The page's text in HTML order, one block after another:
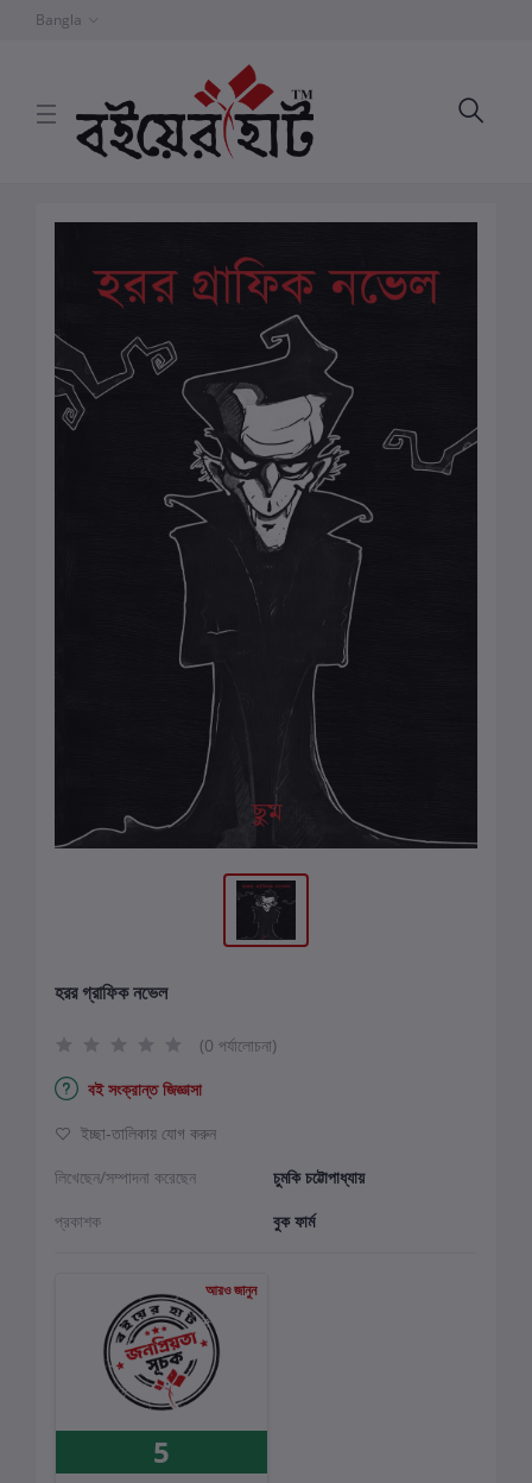
Bangla
হরর গ্রাফিক নভেল
(0 পর্যালোচনা)
বই সংক্রান্ত জিজ্ঞাসা
ইচ্ছা-তালিকায় যোগ করুন
লিখেছেন/সম্পাদনা করেছেন
চুমকি চট্টোপাধ্যায়
প্রকাশক
বুক ফার্ম
আরও জানুন
5